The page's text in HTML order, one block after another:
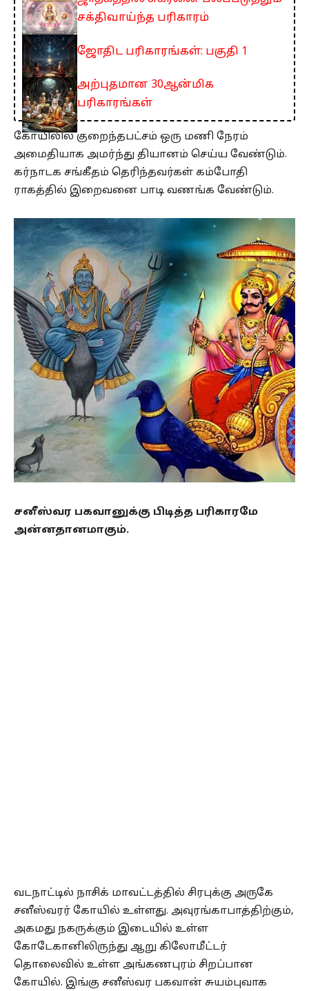
சக்திவாய்ந்த பரிகாரம்
ஜோதிட பரிகாரங்கள்: பகுதி 1
அற்புதமான 30ஆன்மிக
பரிகாரங்கள்
கோயிலில் குறைந்தபட்சம் ஒரு மணி நேரம்
அமைதியாக அமர்ந்து தியானம் செய்ய வேண்டும்.
கர்நாடக சங்கீதம் தெரிந்தவர்கள் கம்போதி
ராகத்தில் இறைவனை பாடி வணங்க வேண்டும்.
சனீஸ்வர பகவானுக்கு பிடித்த பரிகாரமே
அன்னதானமாகும்.
வடநாட்டில் நாசிக் மாவட்டத்தில் சிரபுக்கு அருகே
சனீஸ்வரர் கோயில் உள்ளது. அவுரங்காபாத்திற்கும்,
அகமது நகருக்கும் இடையில் உள்ள
கோடேகானிலிருந்து ஆறு கிலோமீட்டர்
தொலைவில் உள்ள அங்கணபுரம் சிறப்பான
கோயில். இங்கு சனீஸ்வர பகவான் சுயம்புவாக